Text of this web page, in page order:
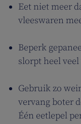
Eet niet meer
vleeswaren
Beperk
slorpt heel veel
Gebruik zo
vervang boter
Één eetlepel